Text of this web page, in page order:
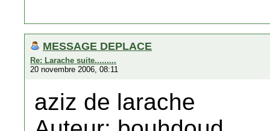
MESSAGE DEPLACE
Re: Larache suite.........
20 novembre 2006, 08:11
aziz de larache